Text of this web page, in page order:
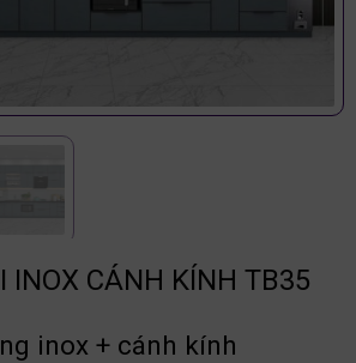
INOX CÁNH KÍNH TB35
inox + cánh kính